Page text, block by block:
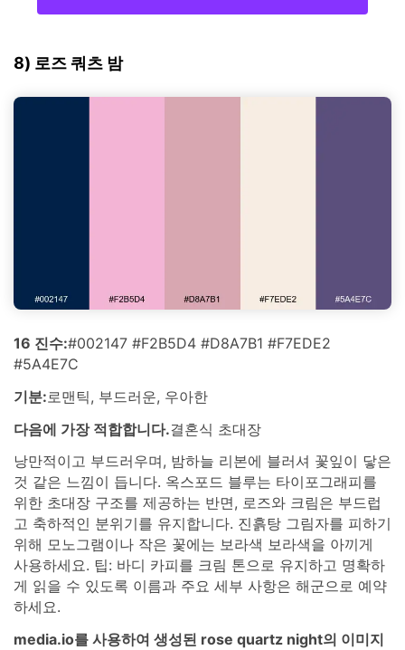
8) 로즈 쿼츠 밤
16 진수:#002147 #F2B5D4 #D8A7B1 #F7EDE2
#5A4E7C
기분: 로맨틱, 부드러운, 우아한
다음에 가장 적합합니다.결혼식 초대장
낭만적이고 부드러우며, 밤하늘 리본에 블러셔 꽃잎이 닿은
것 같은 느낌이 듭니다. 옥스포드 블루는 타이포그래피를
위한 초대장 구조를 제공하는 반면, 로즈와 크림은 부드럽
고 축하적인 분위기를 유지합니다. 진흙탕 그림자를 피하기
위해 모노그램이나 작은 꽃에는 보라색 보라색을 아끼게
사용하세요. 팁: 바디 카피를 크림 톤으로 유지하고 명확하
게 읽을 수 있도록 이름과 주요 세부 사항은 해군으로 예약
하세요.
media.io를 사용하여 생성된 rose quartz night의 이미지